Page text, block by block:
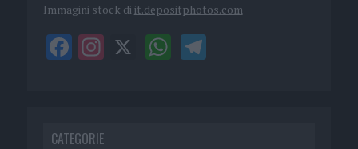
Immagini stock di it.depositphotos.com
CATEGORIE